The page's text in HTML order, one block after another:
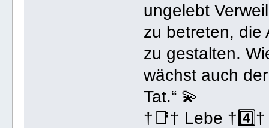
ungelebt
zu betreten, die
zu gestalten.
wächst auch
Tat.“ 💫
†📑† Lebe